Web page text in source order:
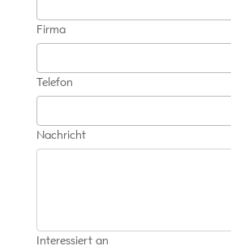
Firma
Telefon
Nachricht
Interessiert an